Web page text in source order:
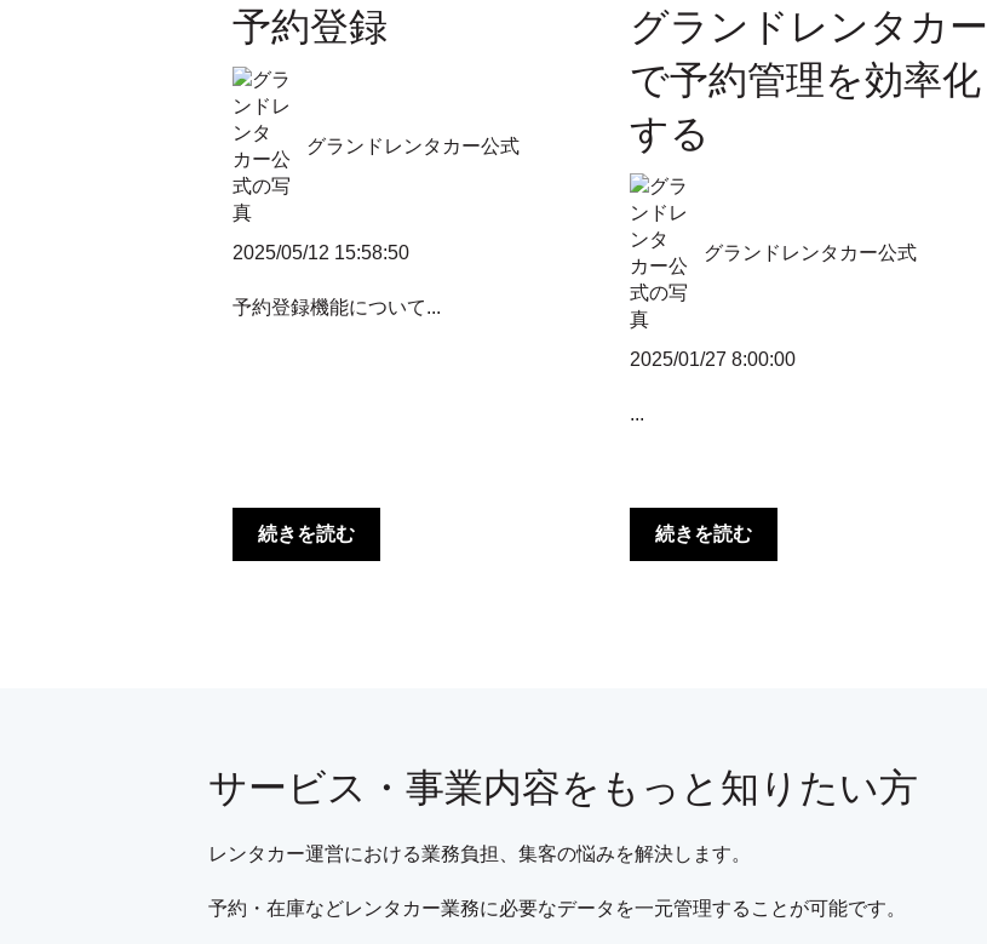
予約登録
グランドレンタカー公式
2025/05/12 15:58:50
予約登録機能について...
続きを読む
グランドレンタカー
で予約管理を効率化
する
グランドレンタカー公式
2025/01/27 8:00:00
...
続きを読む
サービス・事業内容をもっと知りたい方
レンタカー運営における業務負担、集客の悩みを解決します。
予約・在庫などレンタカー業務に必要なデータを一元管理することが可能です。